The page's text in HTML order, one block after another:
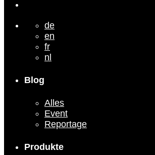
de
en
fr
nl
Blog
Alles
Event
Reportage
Produkte